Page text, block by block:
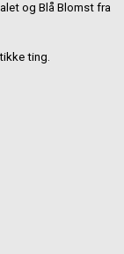
og Blå Blomst fra
ting.